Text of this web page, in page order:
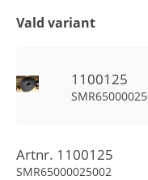
Vald variant
1100125
Artnr. 1100125
SMR65000025002